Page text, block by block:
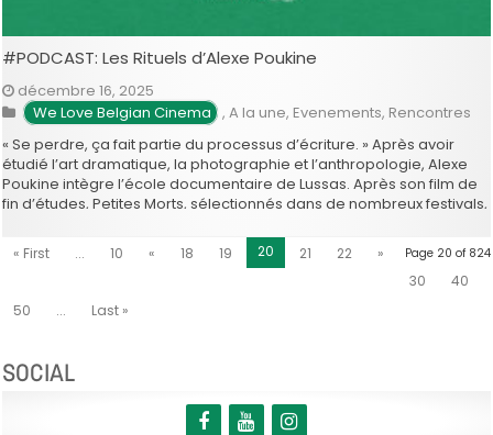
#PODCAST: Les Rituels d’Alexe Poukine
décembre 16, 2025
We Love Belgian Cinema ,A la une, Evenements, Rencontres
« Se perdre, ça fait partie du processus d’écriture. » Après avoir
étudié l’art dramatique, la photographie et l’anthropologie, Alexe
Poukine intègre l’école documentaire de Lussas. Après son film de
fin d’études, Petites Morts, sélectionnés dans de nombreux festivals,
deuxième documentaire, Sans …
Page 20 of 824
« First ... 10 « 18 19 20 21 22
»
30
40
50
... Last »
SOCIAL